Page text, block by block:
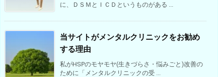
に、ＤＳＭとＩＣＤというものがある ...
当サイトがメンタルクリニックをお勧め
する理由
私がHSPのモヤモヤ(生きづらさ・悩みごと)改善の
ために「メンタルクリニックの受 ...